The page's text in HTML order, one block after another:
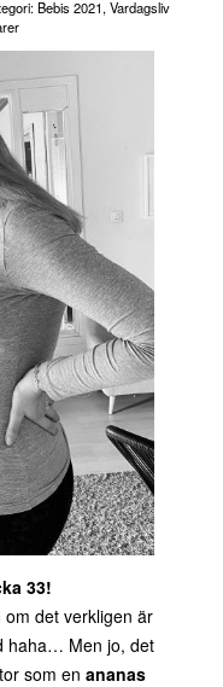
Bebis 2021, Vardagsliv
33!
det verkligen är
haha… Men jo, det
som en ananas